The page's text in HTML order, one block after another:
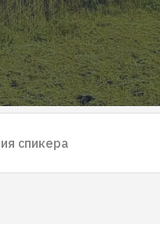
спикера